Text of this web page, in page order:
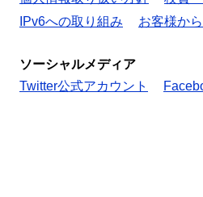
IPv6への取り組み
お客様か
ソーシャルメディア
Twitter公式アカウント